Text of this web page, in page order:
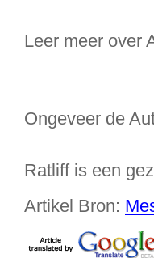
Leer meer over
Ongeveer de
Ratliff is een
Artikel Bron: